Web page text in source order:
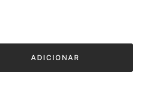
ADICIONAR